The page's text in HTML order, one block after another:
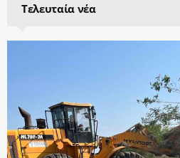
Τελευταία νέα